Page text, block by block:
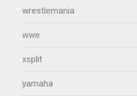
wrestlemania
wwe
xsplit
yamaha